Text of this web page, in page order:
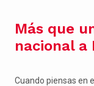
Más que
nacional a
Cuando piensas en